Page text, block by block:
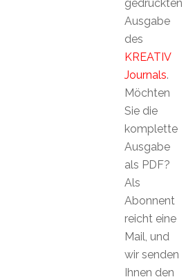
gedruckten
Ausgabe
des
KREATIV
Journals.
Möchten
Sie die
komplette
Ausgabe
als PDF?
Als
Abonnent
reicht eine
Mail, und
wir senden
Ihnen den